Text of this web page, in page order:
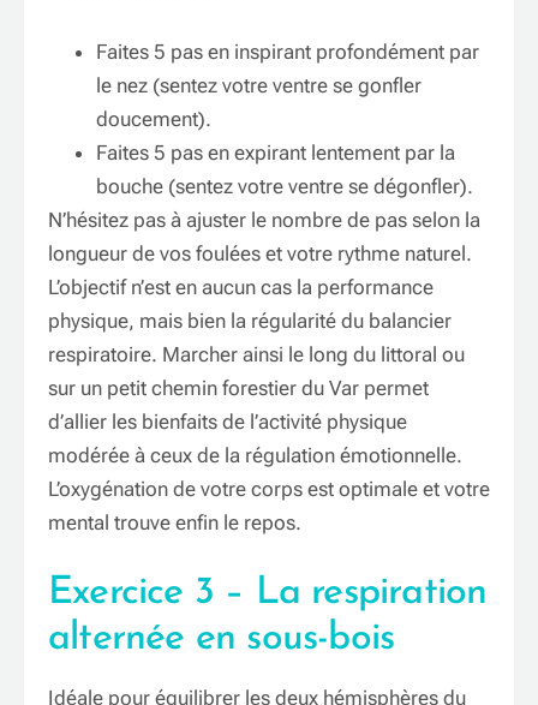
Faites 5 pas en inspirant profondément par
le nez (sentez votre ventre se gonfler
doucement).
Faites 5 pas en expirant lentement par la
bouche (sentez votre ventre se dégonfler).
N’hésitez pas à ajuster le nombre de pas selon la
longueur de vos foulées et votre rythme naturel.
L’objectif n’est en aucun cas la performance
physique, mais bien la régularité du balancier
respiratoire. Marcher ainsi le long du littoral ou
sur un petit chemin forestier du Var permet
d’allier les bienfaits de l’activité physique
modérée à ceux de la régulation émotionnelle.
L’oxygénation de votre corps est optimale et votre
mental trouve enfin le repos.
Exercice 3 – La respiration
alternée en sous-bois
Idéale pour équilibrer les deux hémisphères du